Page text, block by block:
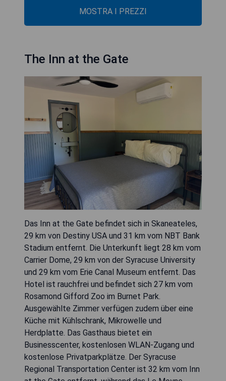
MOSTRA I PREZZI
The Inn at the Gate
Das Inn at the Gate befindet sich in Skaneateles,
29 km von Destiny USA und 31 km vom NBT Bank
Stadium entfernt. Die Unterkunft liegt 28 km vom
Carrier Dome, 29 km von der Syracuse University
und 29 km vom Erie Canal Museum entfernt. Das
Hotel ist rauchfrei und befindet sich 27 km vom
Rosamond Gifford Zoo im Burnet Park.
Ausgewählte Zimmer verfügen zudem über eine
Küche mit Kühlschrank, Mikrowelle und
Herdplatte. Das Gasthaus bietet ein
Businesscenter, kostenlosen WLAN-Zugang und
kostenlose Privatparkplätze. Der Syracuse
Regional Transportation Center ist 32 km vom Inn